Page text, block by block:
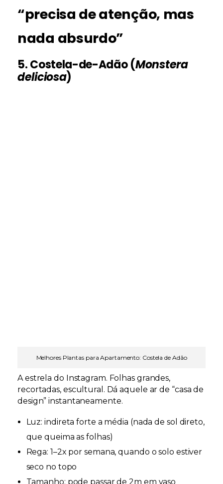
“precisa de atenção, mas
nada absurdo”
5. Costela-de-Adão (Monstera
deliciosa)
Melhores Plantas para Apartamento: Costela de Adão
A estrela do Instagram. Folhas grandes,
recortadas, escultural. Dá aquele ar de “casa de
design” instantaneamente.
Luz: indireta forte a média (nada de sol direto,
que queima as folhas)
Rega: 1–2x por semana, quando o solo estiver
seco no topo
Tamanho: pode passar de 2m em vaso